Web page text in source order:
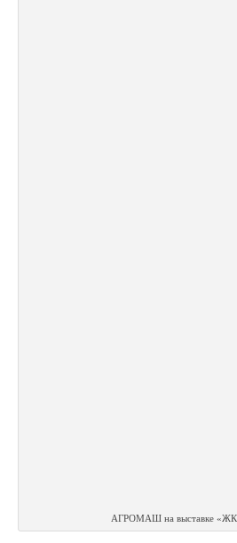
АГРОМАШ на выставке